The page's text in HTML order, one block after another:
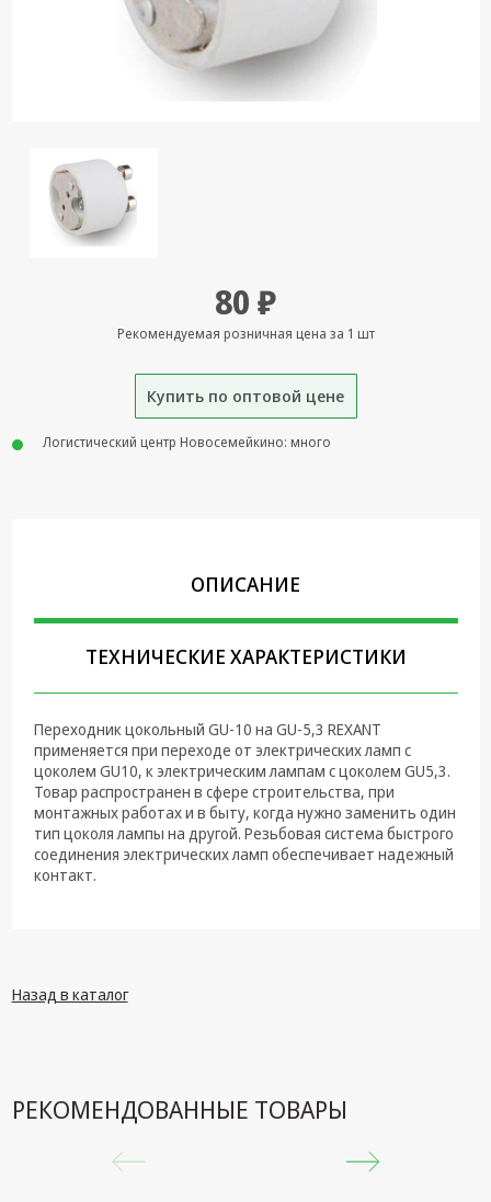
Кабельная
Сотовой связи
Сетевое
оборудование
A/V, HDMI
Мобильные
аксессуары и
Аудиотехника
Крепеж,
оборудование и
Климатическая
техника
Электрика
Светотехника
Товары для
80 ₽
Рекомендуемая розничная цена за 1 шт
Купить по оптовой цене
Логистический центр Новосемейкино: много
ОПИСАНИЕ
ТЕХНИЧЕСКИЕ ХАРАКТЕРИСТИКИ
Переходник цокольный GU-10 на GU-5,3 REXANT
применяется при переходе от электрических ламп с
цоколем GU10, к электрическим лампам с цоколем GU5,3.
Товар распространен в сфере строительства, при
монтажных работах и в быту, когда нужно заменить один
тип цоколя лампы на другой. Резьбовая система быстрого
соединения электрических ламп обеспечивает надежный
контакт.
Назад в каталог
РЕКОМЕНДОВАННЫЕ ТОВАРЫ